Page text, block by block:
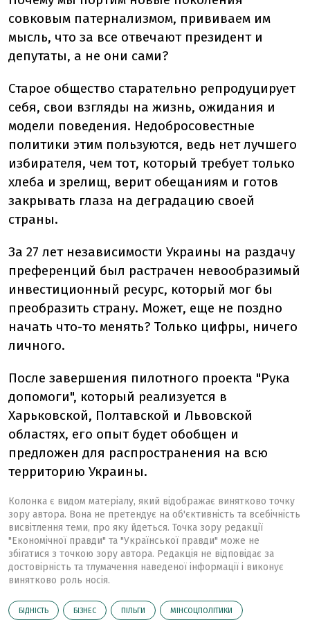
совковым патернализмом, прививаем им
мысль, что за все отвечают президент и
депутаты, а не они сами?
Старое общество старательно репродуцирует
себя, свои взгляды на жизнь, ожидания и
модели поведения. Недобросовестные
политики этим пользуются, ведь нет лучшего
избирателя, чем тот, который требует только
хлеба и зрелищ, верит обещаниям и готов
закрывать глаза на деградацию своей
страны.
За 27 лет независимости Украины на раздачу
преференций был растрачен невообразимый
инвестиционный ресурс, который мог бы
преобразить страну. Может, еще не поздно
начать что-то менять? Только цифры, ничего
личного.
После завершения пилотного проекта "Рука
допомоги", который реализуется в
Харьковской, Полтавской и Львовской
областях, его опыт будет обобщен и
предложен для распространения на всю
территорию Украины.
Колонка є видом матеріалу, який відображає винятково точку
зору автора. Вона не претендує на об'єктивність та всебічність
висвітлення теми, про яку йдеться. Точка зору редакції
"Економічної правди" та "Української правди" може не
збігатися з точкою зору автора. Редакція не відповідає за
достовірність та тлумачення наведеної інформації і виконує
винятково роль носія.
БІДНІСТЬ БІЗНЕС ПІЛЬГИ МІНСОЦПОЛІТИКИ